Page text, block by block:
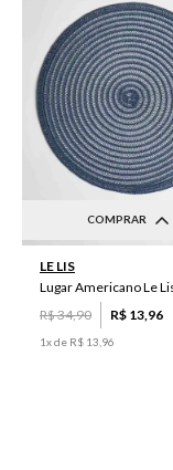
COMPRAR
LE LIS
R$34,90 R$ 13 96
1x de R$ 13 96